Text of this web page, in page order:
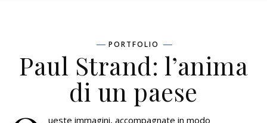
PORTFOLIO
Paul Strand: l’anima
di un paese
ueste immagini, accompagnate in modo